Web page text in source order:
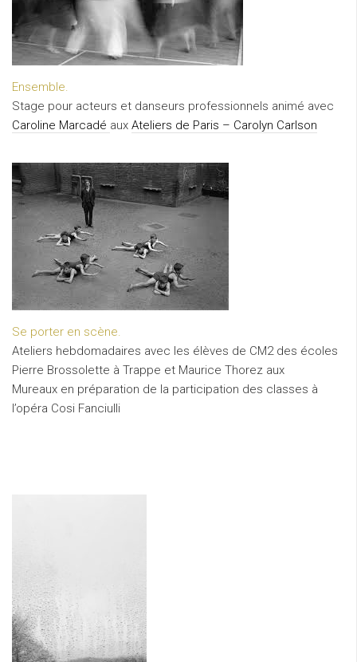
Ensemble.
Stage pour acteurs et danseurs professionnels animé avec
Caroline Marcadé aux Ateliers de Paris – Carolyn Carlson
Se porter en scène.
Ateliers hebdomadaires avec les élèves de CM2 des écoles
Pierre Brossolette à Trappe et Maurice Thorez aux
Mureaux en préparation de la participation des classes à
l’opéra Cosi Fanciulli